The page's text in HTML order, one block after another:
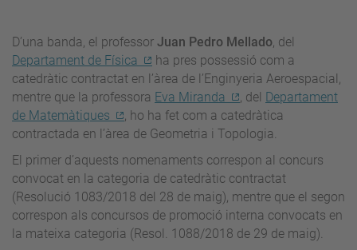
D’una banda, el professor Juan Pedro Mellado, del
Departament de Física
ha pres possessió com a
catedràtic contractat en l’àrea de l’Enginyeria Aeroespacial,
mentre que la professora Eva Miranda , del Departament
de Matemàtiques
, ho ha fet com a catedràtica
contractada en l’àrea de Geometria i Topologia.
El primer d’aquests nomenaments correspon al concurs
convocat en la categoria de catedràtic contractat
(Resolució 1083/2018 del 28 de maig), mentre que el segon
correspon als concursos de promoció interna convocats en
la mateixa categoria (Resol. 1088/2018 de 29 de maig).